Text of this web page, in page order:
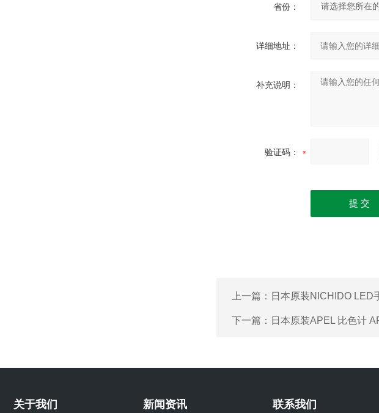
省份：
详细地址：
补充说明：
验证码：
上一篇： 日本原装NICHIDO LED
下一篇： 日本原装APEL 比色计
关于我们 新闻资讯 联系我们